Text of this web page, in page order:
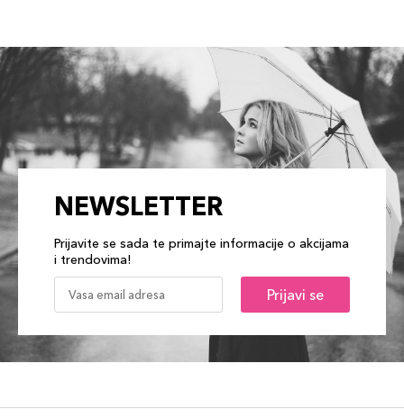
NEWSLETTER
Prijavite se sada te primajte informacije o akcijama
i trendovima!
Prijavi se